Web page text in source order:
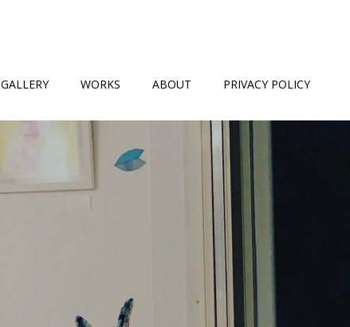
GALLERY WORKS ABOUT PRIVACY POLICY